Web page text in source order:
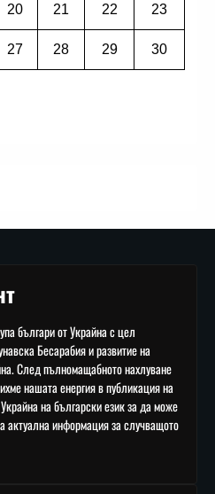
20 21 22 23
27 28 29 30
българи от Украйна с цел
Бесарабия и развитие на
След пълномащабното нахлуване
нашата енергия в публикация на
на български език за да може
актуална информация за случващото